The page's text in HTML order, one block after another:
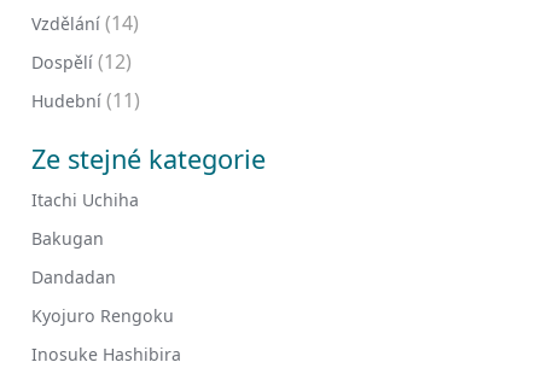
Vzdělání (14)
Dospělí (12)
Hudební (11)
Ze stejné kategorie
Itachi Uchiha
Bakugan
Dandadan
Kyojuro Rengoku
Inosuke Hashibira